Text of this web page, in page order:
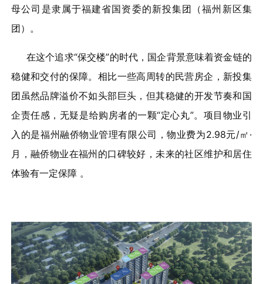
母公司是隶属于福建省国资委的新投集团（福州新区集
团）。
在这个追求“保交楼”的时代，国企背景意味着资金链的
稳健和交付的保障。相比一些高周转的民营房企，新投集
团虽然品牌溢价不如头部巨头，但其稳健的开发节奏和国
企责任感，无疑是给购房者的一颗“定心丸”。项目物业引
入的是福州融侨物业管理有限公司，物业费为2.98元/㎡·
月，融侨物业在福州的口碑较好，未来的社区维护和居住
体验有一定保障 。